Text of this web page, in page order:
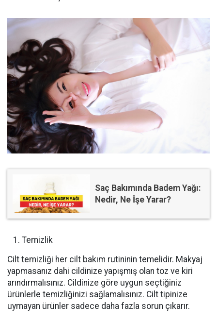
Saç Bakımında Badem Yağı:
Nedir, Ne İşe Yarar?
Temizlik
Cilt temizliği her cilt bakım rutininin temelidir. Makyaj
yapmasanız dahi cildinize yapışmış olan toz ve kiri
arındırmalısınız. Cildinize göre uygun seçtiğiniz
ürünlerle temizliğinizi sağlamalısınız. Cilt tipinize
uymayan ürünler sadece daha fazla sorun çıkarır.